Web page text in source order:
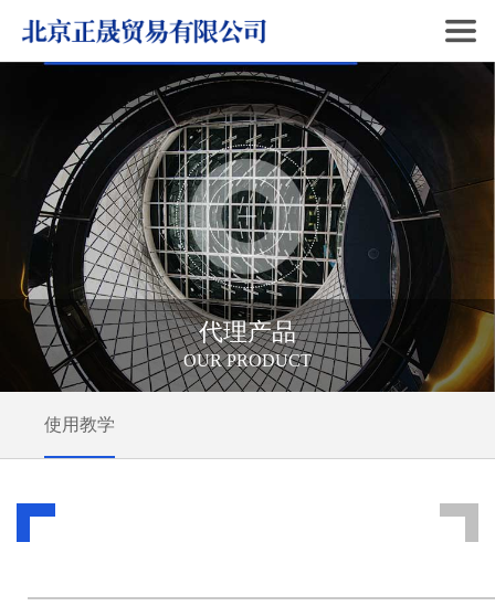
代理产品
OUR PRODUCT
使用教学